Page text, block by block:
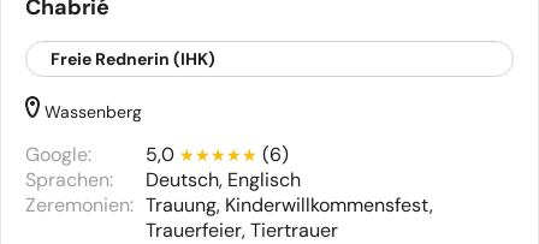
Chabrié
Freie Rednerin (IHK)
Wassenberg
Google: 5,0
(6)
Sprachen:
Deutsch, Englisch
Zeremonien: Trauung, Kinderwillkommensfest,
Trauerfeier, Tiertrauer